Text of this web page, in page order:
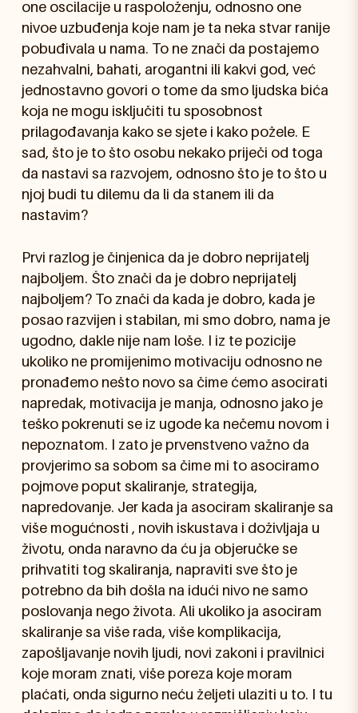
one oscilacije u raspoloženju, odnosno one
nivoe uzbuđenja koje nam je ta neka stvar ranije
pobuđivala u nama. To ne znači da postajemo
nezahvalni, bahati, arogantni ili kakvi god, već
jednostavno govori o tome da smo ljudska bića
koja ne mogu isključiti tu sposobnost
prilagođavanja kako se sjete i kako požele. E
sad, što je to što osobu nekako priječi od toga
da nastavi sa razvojem, odnosno što je to što u
njoj budi tu dilemu da li da stanem ili da
nastavim?
Prvi razlog je činjenica da je dobro neprijatelj
najboljem. Što znači da je dobro neprijatelj
najboljem? To znači da kada je dobro, kada je
posao razvijen i stabilan, mi smo dobro, nama je
ugodno, dakle nije nam loše. I iz te pozicije
ukoliko ne promijenimo motivaciju odnosno ne
pronađemo nešto novo sa čime ćemo asocirati
napredak, motivacija je manja, odnosno jako je
teško pokrenuti se iz ugode ka nečemu novom i
nepoznatom. I zato je prvenstveno važno da
provjerimo sa sobom sa čime mi to asociramo
pojmove poput skaliranje, strategija,
napredovanje. Jer kada ja asociram skaliranje sa
više mogućnosti , novih iskustava i doživljaja u
životu, onda naravno da ću ja objeručke se
prihvatiti tog skaliranja, napraviti sve što je
potrebno da bih došla na idući nivo ne samo
poslovanja nego života. Ali ukoliko ja asociram
skaliranje sa više rada, više komplikacija,
zapošljavanje novih ljudi, novi zakoni i pravilnici
koje moram znati, više poreza koje moram
plaćati, onda sigurno neću željeti ulaziti u to. I tu